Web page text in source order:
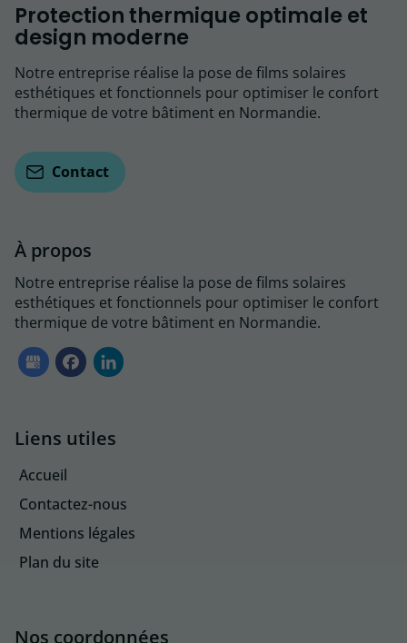
Protection thermique optimale et
design moderne
Notre entreprise réalise la pose de films solaires
esthétiques et fonctionnels pour optimiser le confort
thermique de votre bâtiment en Normandie.
Contact
À propos
Notre entreprise réalise la pose de films solaires
esthétiques et fonctionnels pour optimiser le confort
thermique de votre bâtiment en Normandie.
Liens utiles
Accueil
Contactez-nous
Mentions légales
Plan du site
Nos coordonnées